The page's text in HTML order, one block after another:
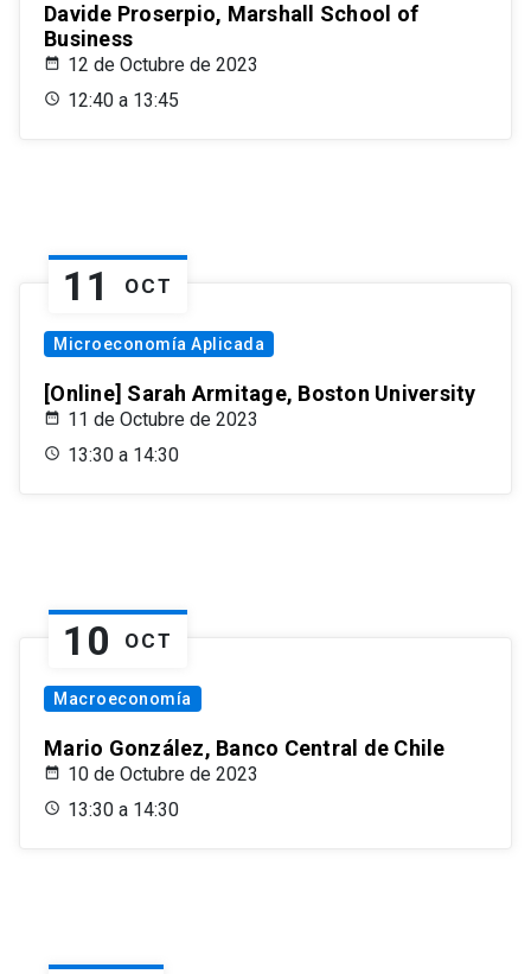
Davide Proserpio, Marshall School of
Business
12 de Octubre de 2023
12:40 a 13:45
11 OCT
Microeconomía Aplicada
[Online] Sarah Armitage, Boston University
11 de Octubre de 2023
13:30 a 14:30
10 OCT
Macroeconomía
Mario González, Banco Central de Chile
10 de Octubre de 2023
13:30 a 14:30